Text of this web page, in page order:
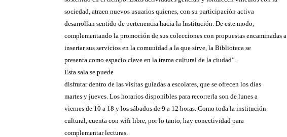
sociedad, atraen nuevos usuarios quienes, con su participación activa
desarrollan sentido de pertenencia hacia la Institución. De este modo,
complementando la promoción de sus colecciones con propuestas encaminadas a
insertar sus servicios en la comunidad a la que sirve, la Biblioteca se
presenta como espacio clave en la trama cultural de la ciudad”.
Esta sala se puede
disfrutar dentro de las visitas guiadas a escolares, que se ofrecen los días
martes y jueves. Los horarios disponibles para recorrerla son de lunes a
viernes de 10 a 18 y los sábados de 9 a 12 horas. Como toda la institución
cultural, cuenta con wifi libre, por lo tanto, hay conectividad para
complementar lecturas.